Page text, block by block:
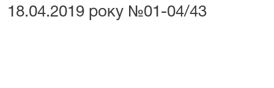
18.04.2019 року №01-04/43